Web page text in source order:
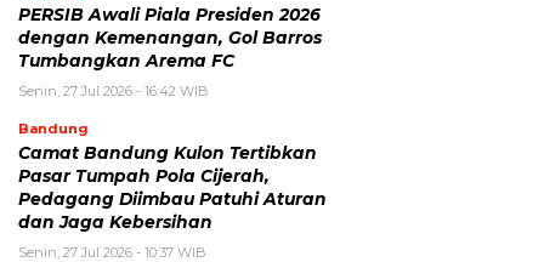
PERSIB Awali Piala Presiden 2026
dengan Kemenangan, Gol Barros
Tumbangkan Arema FC
Senin, 27 Jul 2026 - 16:42 WIB
Bandung
Camat Bandung Kulon Tertibkan
Pasar Tumpah Pola Cijerah,
Pedagang Diimbau Patuhi Aturan
dan Jaga Kebersihan
Senin, 27 Jul 2026 - 10:37 WIB